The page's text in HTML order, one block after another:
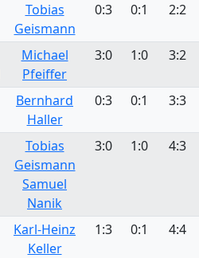
Tobias
Geismann
0:3 0:1 2:2
Michael
Pfeiffer
3:0 1:0 3:2
Bernhard
Haller
0:3 0:1 3:3
Tobias
Geismann
Samuel
Nanik
3:0 1:0 4:3
Karl-Heinz
Keller
1:3 0:1 4:4